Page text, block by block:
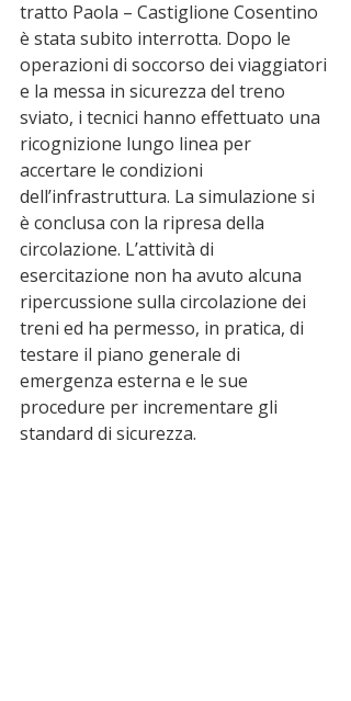
tratto Paola – Castiglione Cosentino
è stata subito interrotta. Dopo le
operazioni di soccorso dei viaggiatori
e la messa in sicurezza del treno
sviato, i tecnici hanno effettuato una
ricognizione lungo linea per
accertare le condizioni
dell’infrastruttura. La simulazione si
è conclusa con la ripresa della
circolazione. L’attività di
esercitazione non ha avuto alcuna
ripercussione sulla circolazione dei
treni ed ha permesso, in pratica, di
testare il piano generale di
emergenza esterna e le sue
procedure per incrementare gli
standard di sicurezza.